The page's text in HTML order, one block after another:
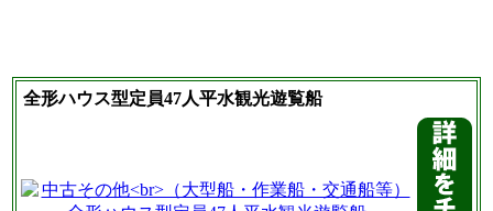
全形ハウス型定員47人平水観光遊覧船